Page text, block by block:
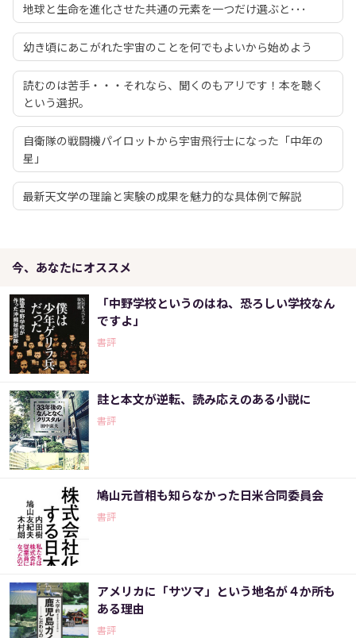
地球と生命を進化させた共通の元素を一つだけ選ぶと･･･
幼き頃にあこがれた宇宙のことを何でもよいから始めよう
読むのは苦手・・・それなら、聞くのもアリです！本を聴く
という選択。
自衛隊の戦闘機パイロットから宇宙飛行士になった「中年の
星」
最新天文学の理論と実験の成果を魅力的な具体例で解説
今、あなたにオススメ
「中野学校というのはね、恐ろしい学校なん
ですよ」
書評
註と本文が逆転、読み応えのある小説に
書評
鳩山元首相も知らなかった日米合同委員会
書評
アメリカに「サツマ」という地名が４か所も
ある理由
書評